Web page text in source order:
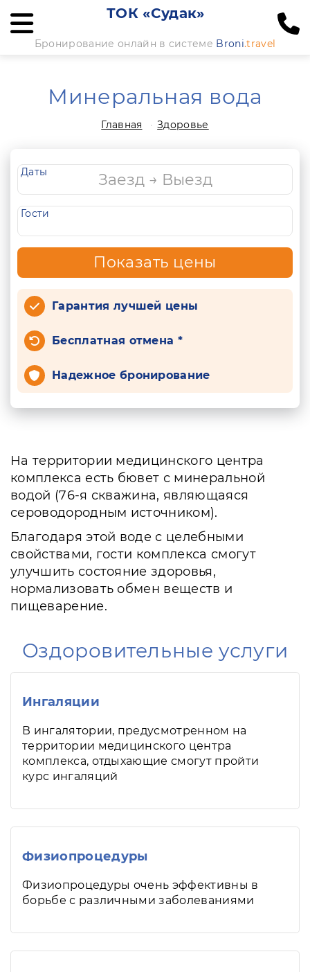
ТОК «Судак»
Бронирование онлайн в системе Broni.travel
Минеральная вода
Главная Здоровье
Даты
Гости
Показать цены
Гарантия лучшей цены
Бесплатная отмена *
Надежное бронирование
На территории медицинского центра
комплекса есть бювет с минеральной
водой (76-я скважина, являющаяся
сероводородным источником).
Благодаря этой воде с целебными
свойствами, гости комплекса смогут
улучшить состояние здоровья,
нормализовать обмен веществ и
пищеварение.
Оздоровительные услуги
Ингаляции
В ингалятории, предусмотренном на
территории медицинского центра
комплекса, отдыхающие смогут пройти
курс ингаляций
Физиопроцедуры
Физиопроцедуры очень эффективны в
борьбе с различными заболеваниями